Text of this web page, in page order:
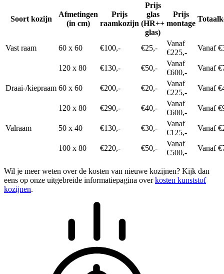
Soort kozijn
Afmetingen
(in cm)
Prijs
raamkozijn
Prijs
glas
(HR++
glas)
Prijs
montage
Vast raam 60 x 60 €100,- €25,-
Vanaf
€225,-
Vanaf
120 x 80 €130,- €50,-
Vanaf
€600,-
Vanaf
Draai-/kiepraam 60 x 60 €200,- €20,-
Vanaf
€225,-
Vanaf
120 x 80 €290,- €40,-
Vanaf
€600,-
Vanaf
Valraam 50 x 40 €130,- €30,-
Vanaf
€125,-
Vanaf
100 x 80 €220,- €50,-
Vanaf
€500,-
Vanaf
Wil je meer weten over de kosten van nieuwe kozijnen? Kijk dan
eens op onze uitgebreide informatiepagina overkosten kunststof
kozijnen.